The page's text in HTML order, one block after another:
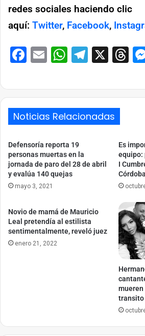
redes sociales haciendo clic
aquí: Twitter, Facebook,
Facebook
EmailWhatsApp
X
Noticias Relacionadas
Defensoría reporta 19
personas muertas en la
jornada de paro del 28 de abril
y evalúa 140 quejas
mayo 3, 2021
Es
equipo:
I
Córdoba
Novio de mamá de Mauricio
Leal pretendía al estilista
sentimentalmente, reveló juez
enero 21, 2022
mueren
transito